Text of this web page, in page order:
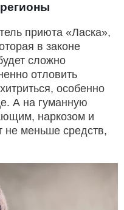
приюта «Ласка»,
в законе
сложно
отловить
особенно
А на гуманную
наркозом и
меньше средств,